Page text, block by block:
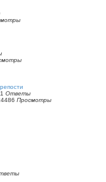
Ответы
Просмотры